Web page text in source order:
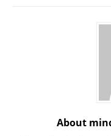
About